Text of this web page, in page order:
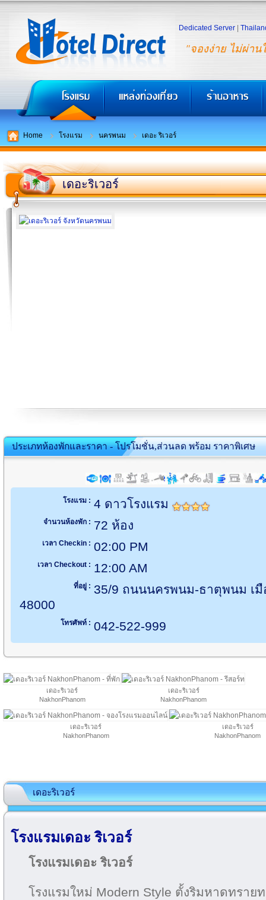
"จองง่าย ไม่ผ่าน
Dedicated Server
Home โรงแรม นครพนม เดอะ ริเวอร์
เดอะริเวอร์
ประเภทห้องพักและราคา - โปรโมชั่น,ส่วนลด พร้อม ราคาพิเศษ
โรงแรม : 4 ดาวโรงแรม
จำนวนห้องพัก : 72 ห้อง
เวลา Checkin : 02:00 PM
เวลา Checkout : 12:00 AM
ที่อยู่ : 35/9 ถนนนครพนม-ธาตุพนม เ
48000
โทรศัพท์ : 042-522-999
เดอะริเวอร์
NakhonPhanom
เดอะริเวอร์
NakhonPhanom
เดอะริเวอร์
NakhonPhanom
เดอะริเวอร์
NakhonPhanom
เดอะริเวอร์
โรงแรมเดอะ ริเวอร์
โรงแรมเดอะ ริเวอร์
โรงแรมใหม่ Modern Style ตั้งริมหาดทรา